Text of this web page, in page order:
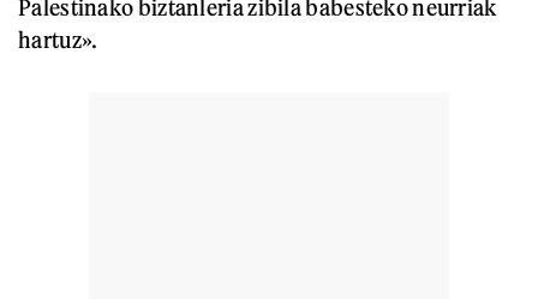
Palestinako biztanleria zibila babesteko neurriak
hartuz».